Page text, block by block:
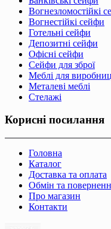
Вогнезломостійкі
Вогнестійкі сейфи
Готельні сейфи
Депозитні сейфи
Офісні сейфи
Сейфи для зброї
Меблі для
Металеві меблі
Стелажі
Корисні посилання
Головна
Каталог
Доставка та оплата
Обмін та
Про магазин
Контакти